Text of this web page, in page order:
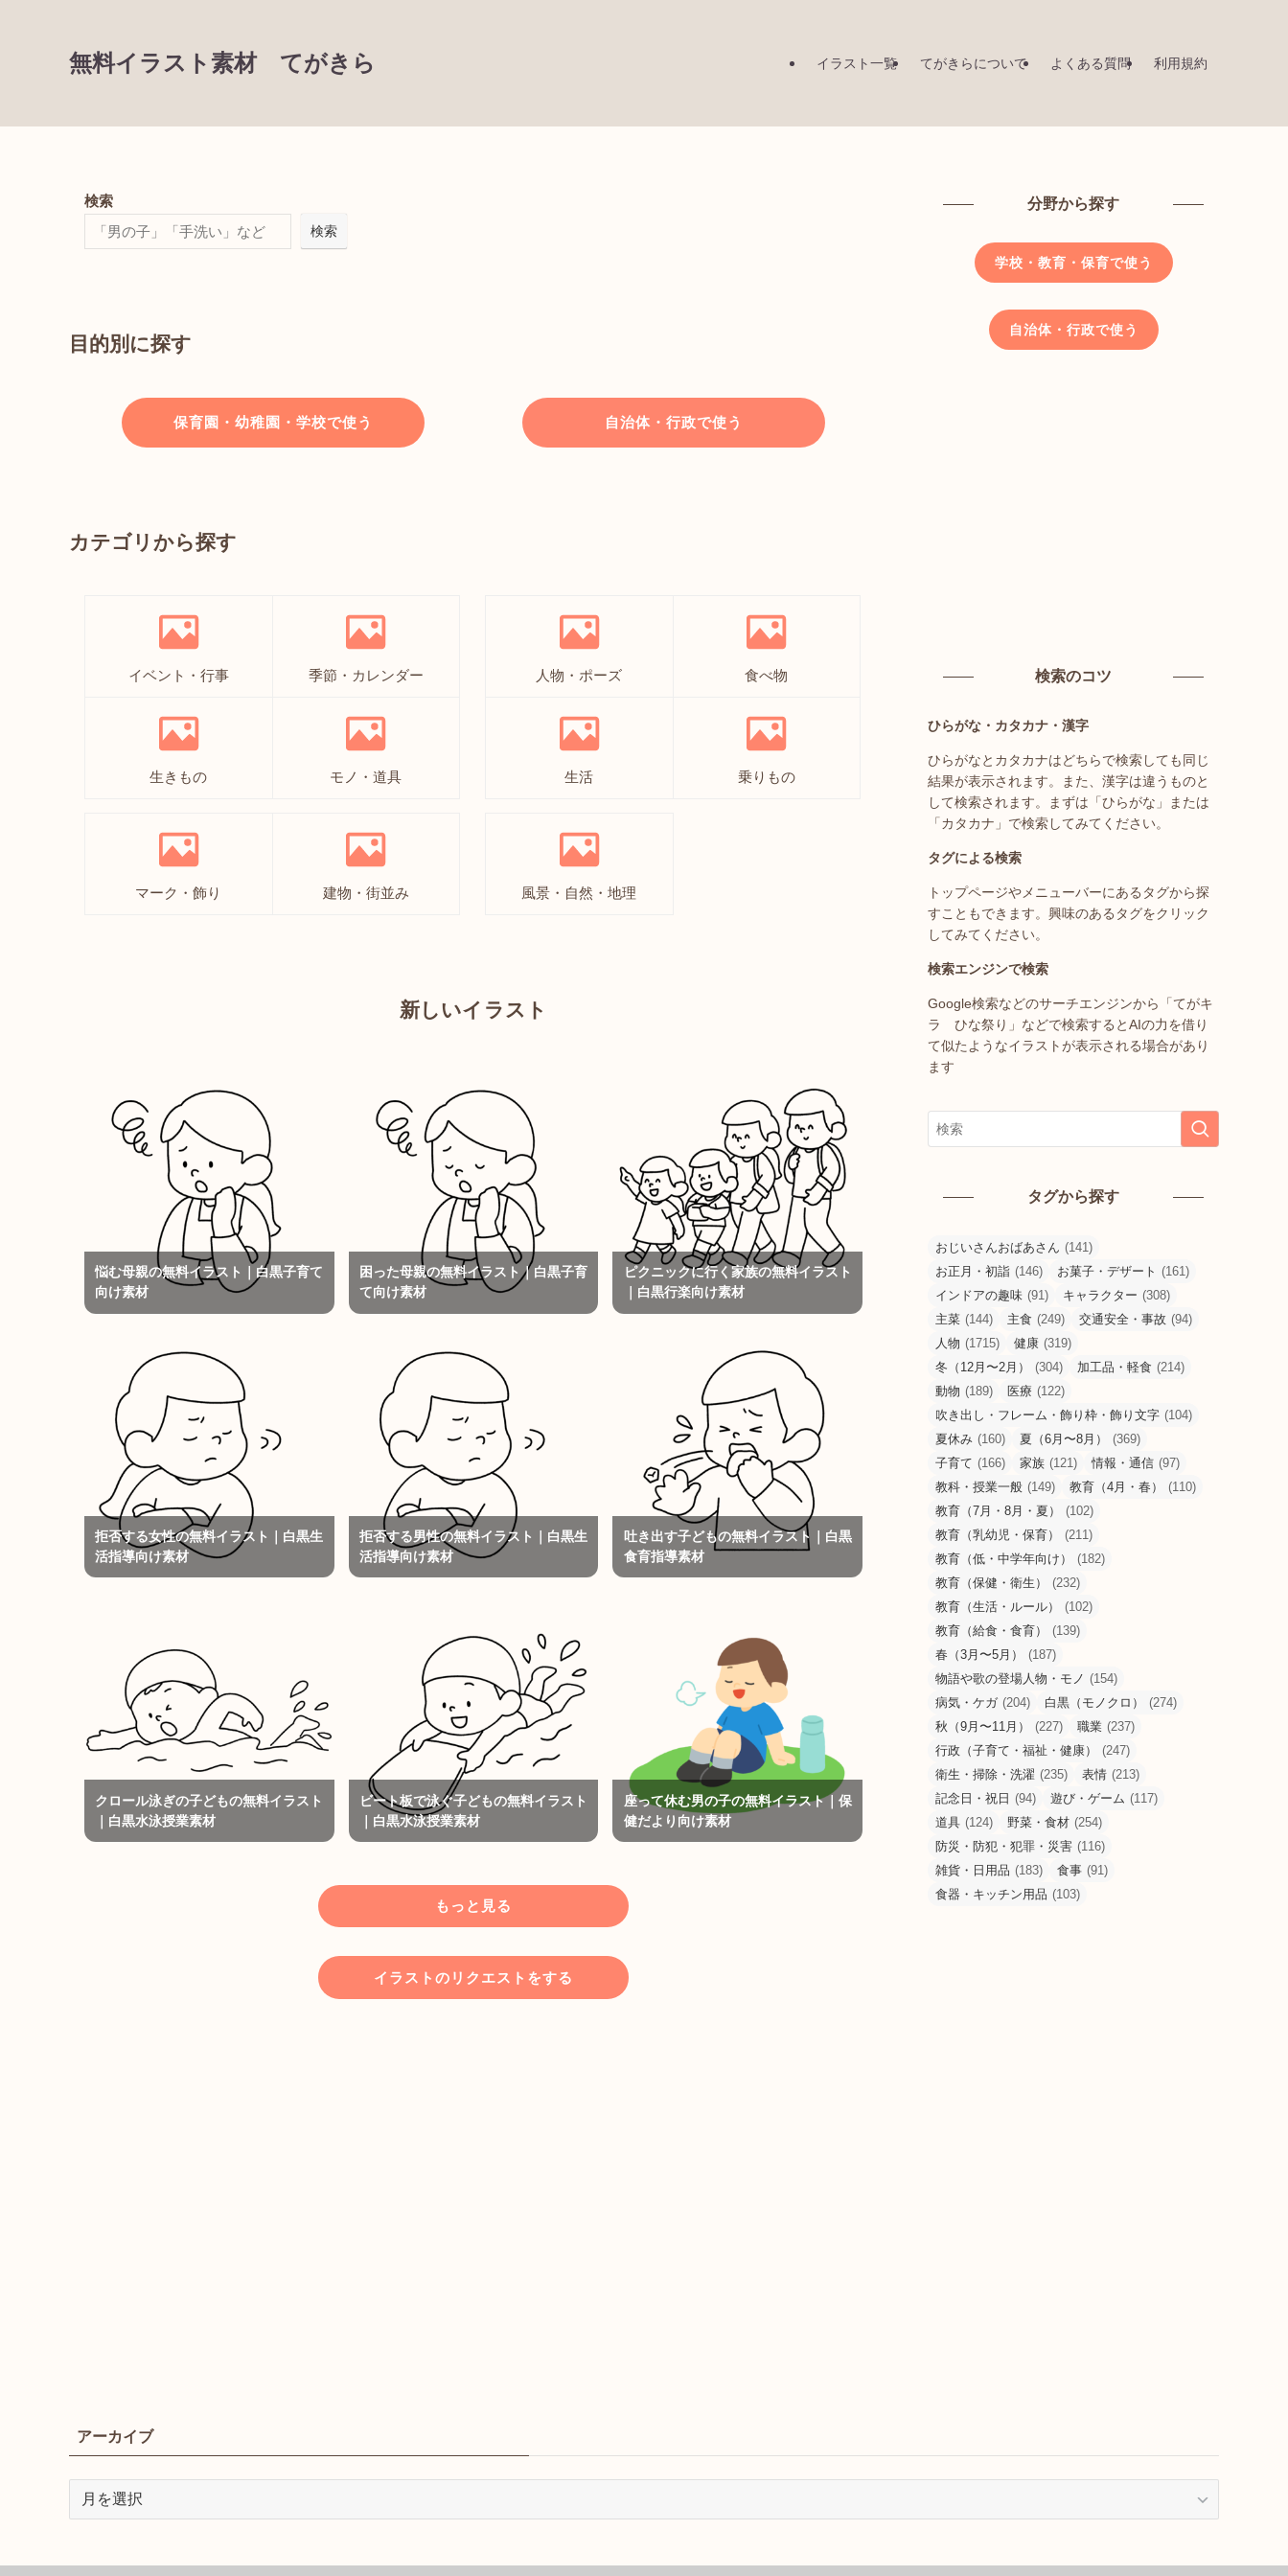
無料イラスト素材 てがきら イラスト一覧 てがきらについて よくある質問 利用規約
検索
検索
目的別に探す
保育園・幼稚園・学校で使う 自治体・行政で使う
カテゴリから探す
イベント・行事 季節・カレンダー
生きもの モノ・道具
マーク・飾り 建物・街並み
人物・ポーズ 食べ物
生活 乗りもの
風景・自然・地理
新しいイラスト
悩む母親の無料イラスト｜白黒子育て
向け素材
困った母親の無料イラスト｜白黒子育
て向け素材
ピクニックに行く家族の無料イラスト
｜白黒行楽向け素材
拒否する女性の無料イラスト｜白黒生
活指導向け素材
拒否する男性の無料イラスト｜白黒生
活指導向け素材
吐き出す子どもの無料イラスト｜白黒
食育指導素材
クロール泳ぎの子どもの無料イラスト
｜白黒水泳授業素材
ビート板で泳ぐ子どもの無料イラスト
｜白黒水泳授業素材
座って休む男の子の無料イラスト｜保
健だより向け素材
もっと見る
イラストのリクエストをする
分野から探す
学校・教育・保育で使う
自治体・行政で使う
検索のコツ
ひらがな・カタカナ・漢字
ひらがなとカタカナはどちらで検索しても同じ
結果が表示されます。また、漢字は違うものと
して検索されます。まずは「ひらがな」または
「カタカナ」で検索してみてください。
タグによる検索
トップページやメニューバーにあるタグから探
すこともできます。興味のあるタグをクリック
してみてください。
検索エンジンで検索
Google検索などのサーチエンジンから「てがキ
ラ ひな祭り」などで検索するとAIの力を借り
て似たようなイラストが表示される場合があり
ます
タグから探す
おじいさんおばあさん (141)
お正月・初詣 (146) お菓子・デザート (161)
インドアの趣味 (91) キャラクター (308)
主菜 (144) 主食 (249) 交通安全・事故 (94)
人物 (1715) 健康 (319)
冬（12月〜2月）
(304) 加工品・軽食 (214)
動物 (189) 医療 (122)
吹き出し・フレーム・飾り枠・飾り文字 (104)
夏休み (160) 夏（6月〜8月）
(369)
子育て (166) 家族 (121) 情報・通信 (97)
教科・授業一般 (149) 教育（4月・春）
(110)
教育（7月・8月・夏）
(102)
教育（乳幼児・保育）
(211)
教育（低・中学年向け）
(182)
教育（保健・衛生）
(232)
教育（生活・ルール）
(102)
教育（給食・食育）
(139)
春（3月〜5月）
(187)
物語や歌の登場人物・モノ (154)
病気・ケガ (204) 白黒（モノクロ）
(274)
秋（9月〜11月）
(227) 職業 (237)
行政（子育て・福祉・健康）
(247)
衛生・掃除・洗濯 (235) 表情 (213)
記念日・祝日 (94) 遊び・ゲーム (117)
道具 (124) 野菜・食材 (254)
防災・防犯・犯罪・災害 (116)
雑貨・日用品 (183) 食事 (91)
食器・キッチン用品 (103)
アーカイブ
イ